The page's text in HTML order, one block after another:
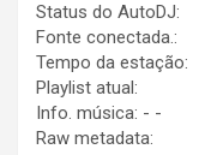
Status do AutoDJ:
Fonte conectada.:
Tempo da estação:
Playlist atual:
Info. música: - -
Raw metadata: